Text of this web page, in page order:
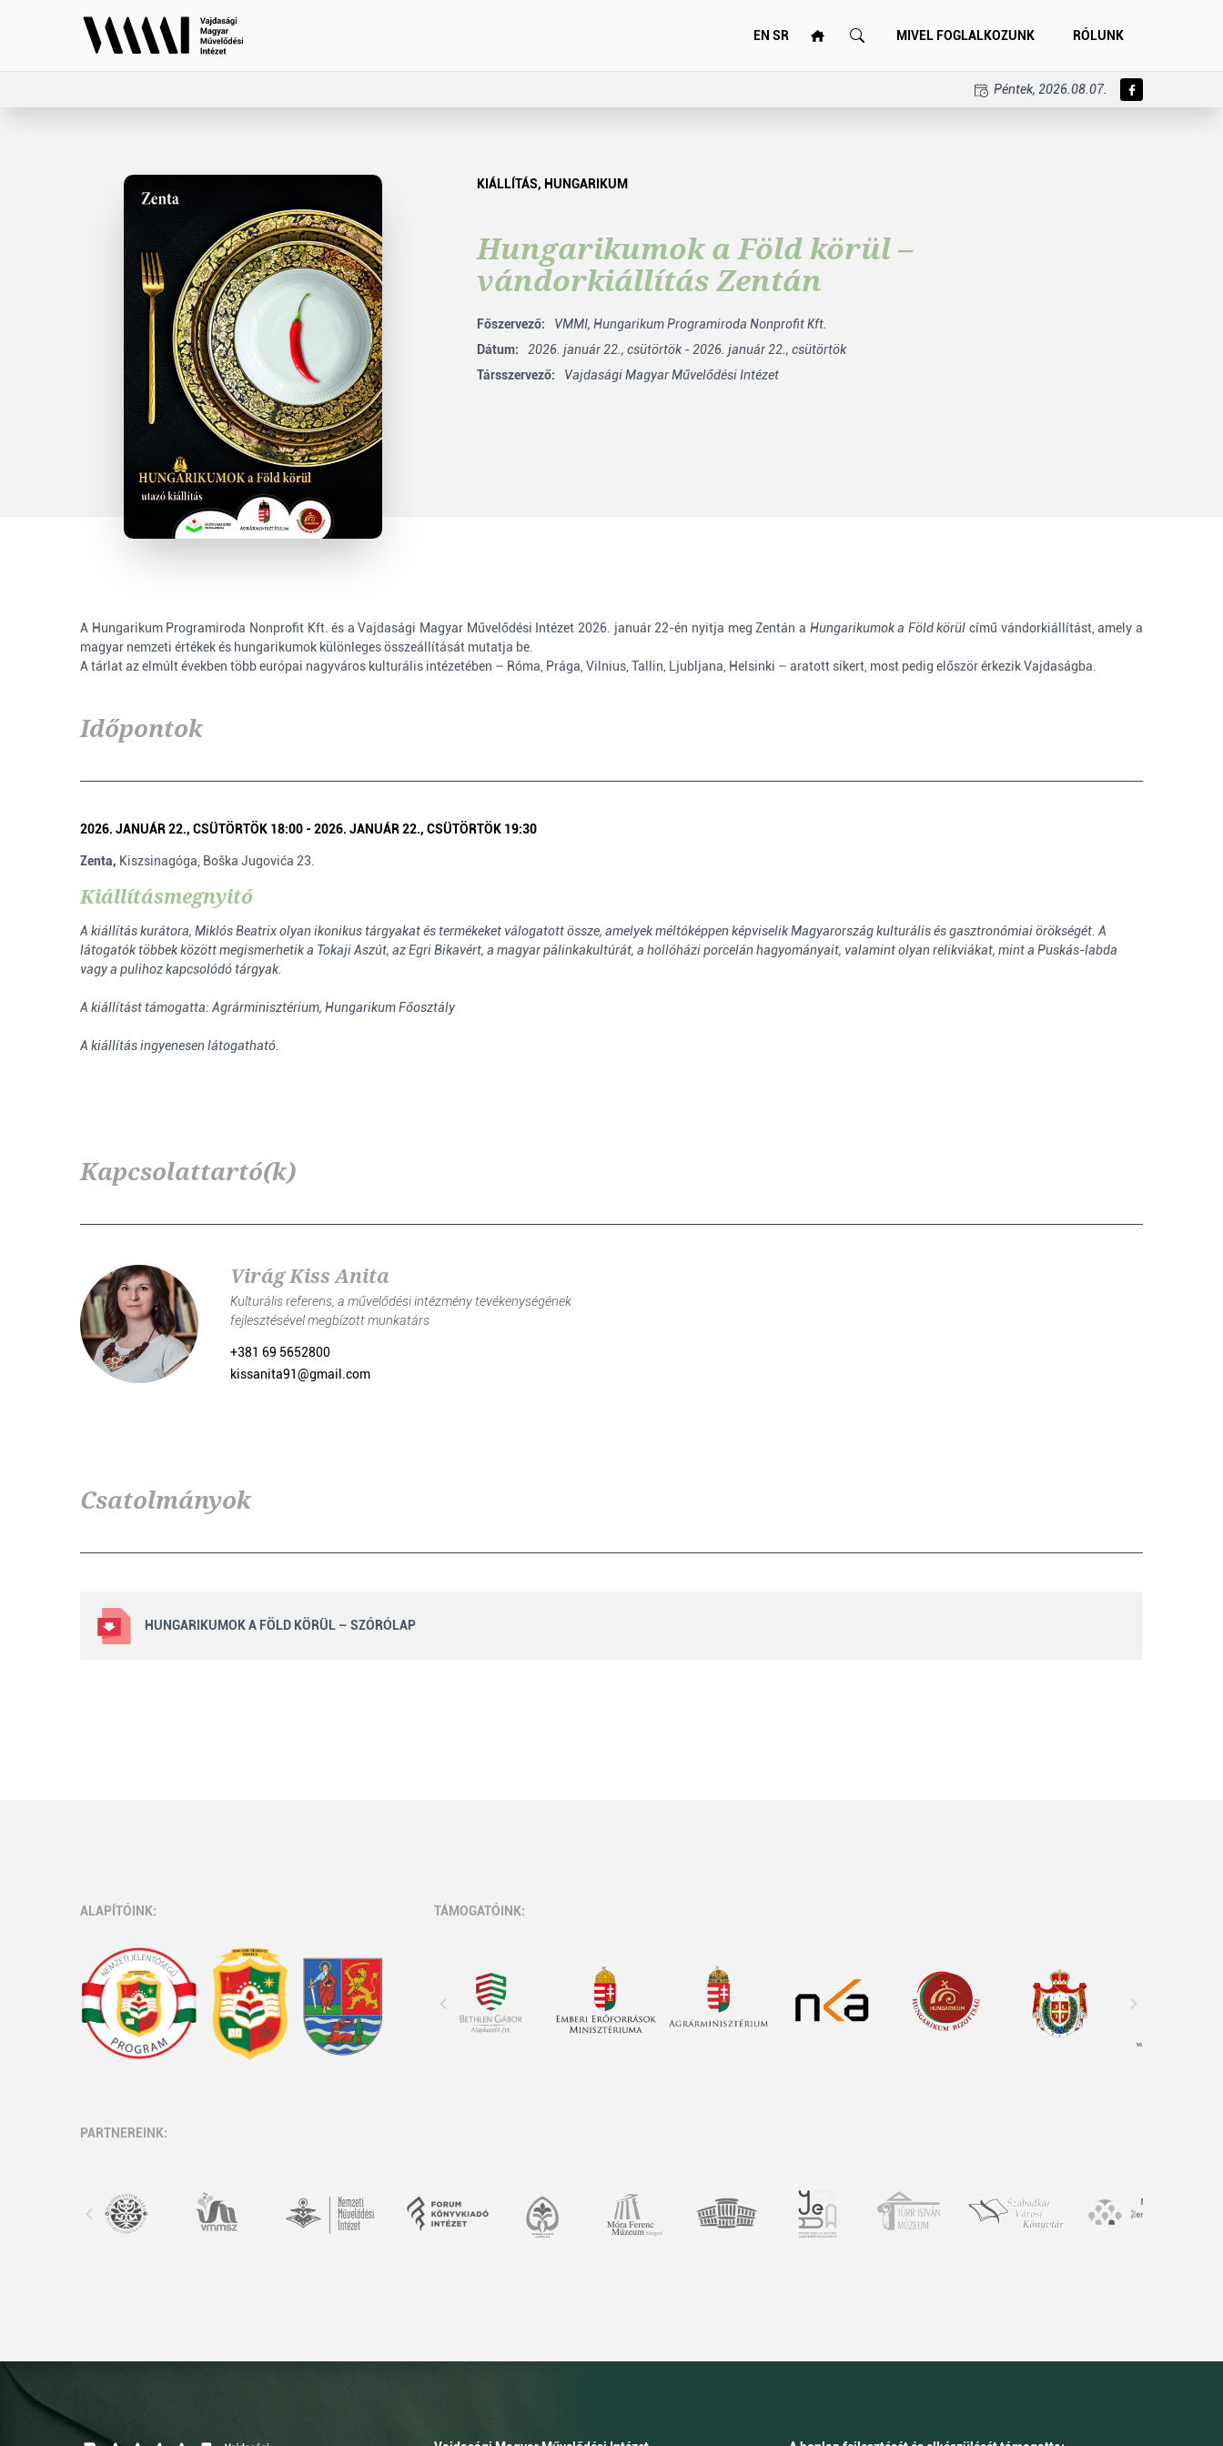
EN SR MIVEL FOGLALKOZUNK RÓLUNK
Péntek, 2026.08.07.
KIÁLLÍTÁS, HUNGARIKUM
Hungarikumok a Föld körül –
vándorkiállítás Zentán
Főszervező: VMMI, Hungarikum Programiroda Nonprofit Kft.
Dátum:
2026. január 22., csütörtök - 2026. január 22., csütörtök
Társszervező:
Vajdasági Magyar Művelődési Intézet
A Hungarikum Programiroda Nonprofit Kft. és a Vajdasági Magyar Művelődési Intézet 2026. január 22-én nyitja meg Zentán a Hungarikumok a Föld körül című vándorkiállítást, amely a
magyar nemzeti értékek és hungarikumok különleges összeállítását mutatja be.
A tárlat az elmúlt években több európai nagyváros kulturális intézetében – Róma, Prága, Vilnius, Tallin, Ljubljana, Helsinki – aratott sikert, most pedig először érkezik Vajdaságba.
Időpontok
2026. JANUÁR 22., CSÜTÖRTÖK 18:00 - 2026. JANUÁR 22., CSÜTÖRTÖK 19:30
Zenta, Kiszsinagóga, Boška Jugovića 23.
Kiállításmegnyitó
A kiállítás kurátora, Miklós Beatrix olyan ikonikus tárgyakat és termékeket válogatott össze, amelyek méltóképpen képviselik Magyarország kulturális és gasztronómiai örökségét. A
látogatók többek között megismerhetik a Tokaji Aszút, az Egri Bikavért, a magyar pálinkakultúrát, a hollóházi porcelán hagyományait, valamint olyan relikviákat, mint a Puskás-labda
vagy a pulihoz kapcsolódó tárgyak.
A kiállítást támogatta: Agrárminisztérium, Hungarikum Főosztály
A kiállítás ingyenesen látogatható.
Kapcsolattartó(k)
Virág Kiss Anita
Kulturális referens, a művelődési intézmény tevékenységének
fejlesztésével megbízott munkatárs
+381 69 5652800
kissanita91@gmail.com
Csatolmányok
HUNGARIKUMOK A FÖLD KÖRÜL – SZÓRÓLAP
ALAPÍTÓINK: TÁMOGATÓINK:
PARTNEREINK: